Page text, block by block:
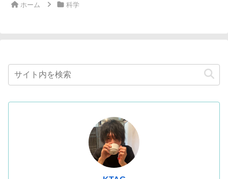
ホーム 科学